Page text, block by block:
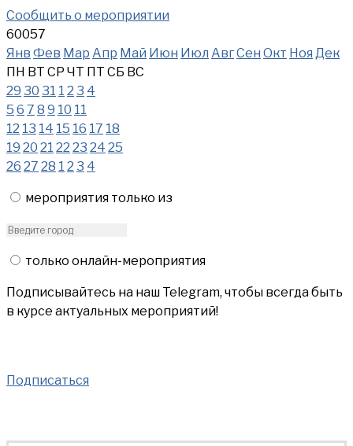
Сообщить о мероприятии
60057
Янв Фев Мар Апр Май Июн Июл АвгСен Окт Ноя Дек
ПН ВТ СР ЧТ ПТ СБ ВС
29 30 31 1 2 3 4
5 6 7 8 9 10 11
12 13 14 15 16 17 18
19 20 21 22 23 24 25
26 27 28 1 2 3 4
мероприятия только из
только онлайн-мероприятия
Подписывайтесь на наш Telegram, чтобы всегда быть
в курсе актуальных мероприятий!
Подписаться